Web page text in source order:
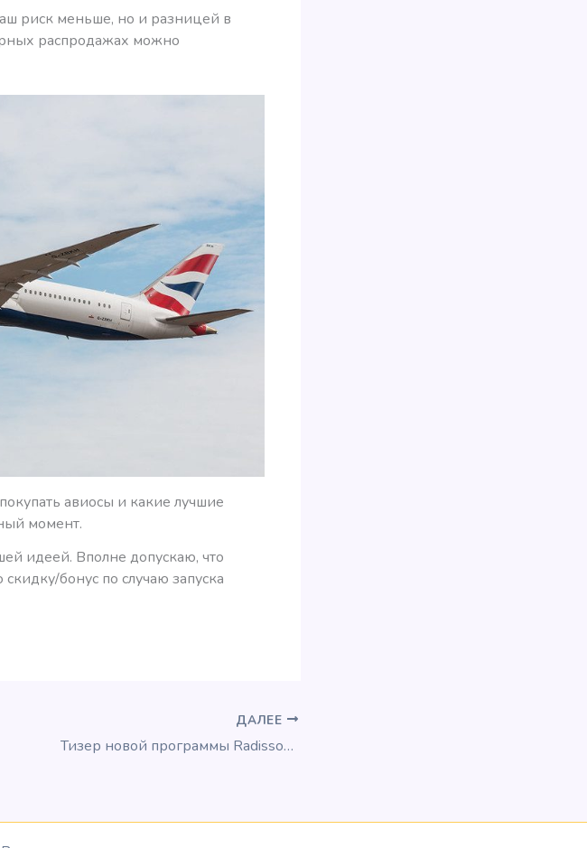
риск меньше, но и разницей в
распродажах можно
авиосы и какие лучшие
момент.
идеей. Вполне допускаю, что
бонус по случаю запуска
ДАЛЕЕ
Тизер новой программы Radisson Rewards